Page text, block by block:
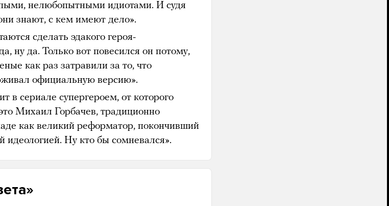
нелюбопытными идиотами. И судя
знают, с кем имеют дело».
сделать эдакого героя-
ну да. Только вот повесился он потому,
как раз затравили за то, что
официальную версию».
в сериале супергероем, от которого
Михаил Горбачев, традиционно
как великий реформатор, покончивший
идеологией. Ну кто бы сомневался».